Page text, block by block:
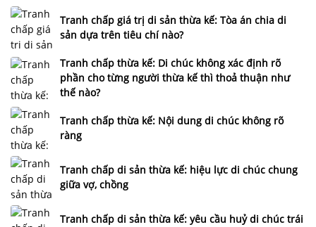
Tranh chấp giá trị di sản thừa kế: Tòa án chia di
sản dựa trên tiêu chí nào?
Tranh chấp thừa kế: Di chúc không xác định rõ
phần cho từng người thừa kế thì thoả thuận như
thế nào?
Tranh chấp thừa kế: Nội dung di chúc không rõ
ràng
Tranh chấp di sản thừa kế: hiệu lực di chúc chung
giữa vợ, chồng
Tranh chấp di sản thừa kế: yêu cầu huỷ di chúc trái